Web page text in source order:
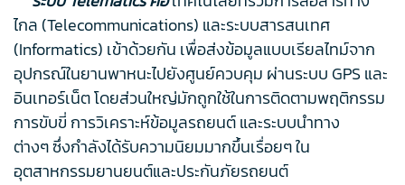
ไกล (Telecommunications) และระบบสารสนเทศ
(Informatics) เข้าด้วยกัน เพื่อส่งข้อมูลแบบเรียลไทม์จาก
อุปกรณ์ในยานพาหนะไปยังศูนย์ควบคุม ผ่านระบบ GPS และ
อินเทอร์เน็ต โดยส่วนใหญ่มักถูกใช้ในการติดตามพฤติกรรม
การขับขี่ การวิเคราะห์ข้อมูลรถยนต์ และระบบนำทาง
ต่างๆ ซึ่งกำลังได้รับความนิยมมากขึ้นเรื่อยๆ ใน
อุตสาหกรรมยานยนต์และประกันภัยรถยนต์